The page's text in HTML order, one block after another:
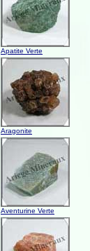
Apatite Verte
Aragonite
Aventurine Verte